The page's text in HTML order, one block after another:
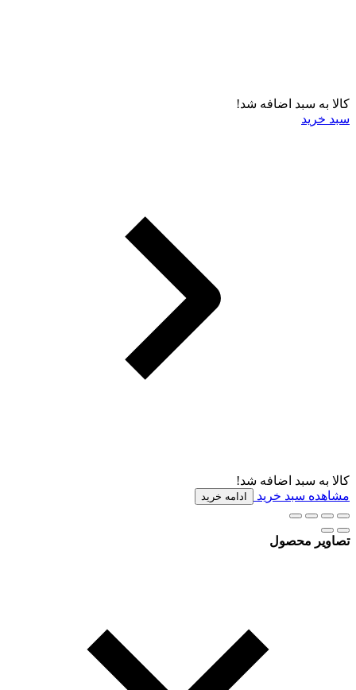
کالا به سبد اضافه شد!
سبد خرید
کالا به سبد اضافه شد!
مشاهده سبد خرید
ادامه خرید
تصاویر محصول